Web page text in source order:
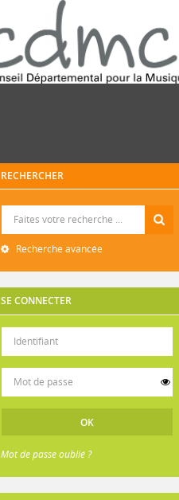
RECHERCHER
Recherche avancée
SE CONNECTER
Mot de passe oublié ?